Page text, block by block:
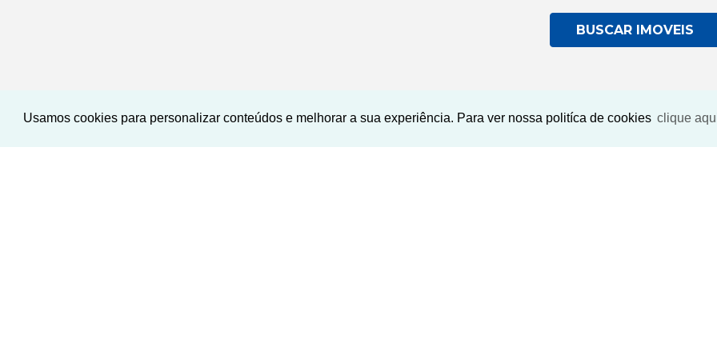
Usamos cookies para personalizar conteúdos e melhorar a sua experiência. Para ver nossa politíca de cookies clique
BUSCAR IMOVEIS